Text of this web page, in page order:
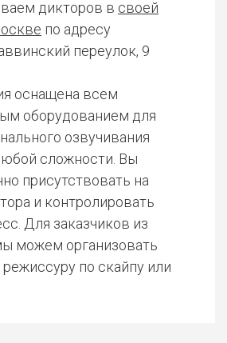
дикторов в своей
по адресу
переулок, 9
оснащена всем
оборудованием для
озвучивания
сложности. Вы
присутствовать на
и контролировать
Для заказчиков из
можем организовать
по скайпу или